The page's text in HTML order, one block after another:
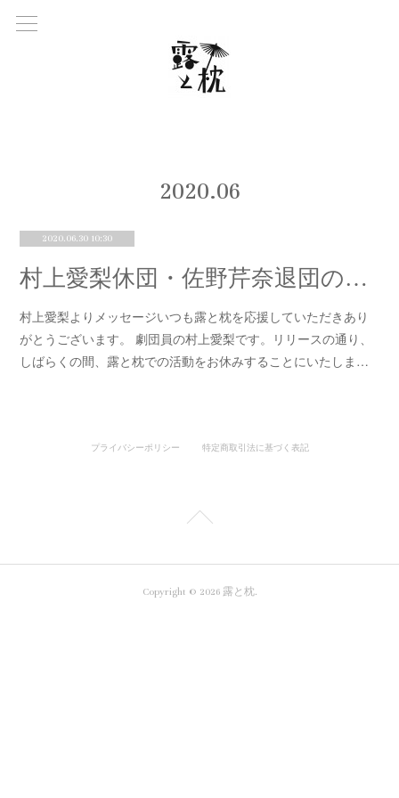
2020.06
2020.06.30 10:30
村上愛梨休団・佐野芹奈退団のお知らせ
村上愛梨よりメッセージいつも露と枕を応援していただきあり
がとうございます。 劇団員の村上愛梨です。リリースの通り、
しばらくの間、露と枕での活動をお休みすることにいたしま…
プライバシーポリシー 特定商取引法に基づく表記
Copyright © 2026 露と枕.